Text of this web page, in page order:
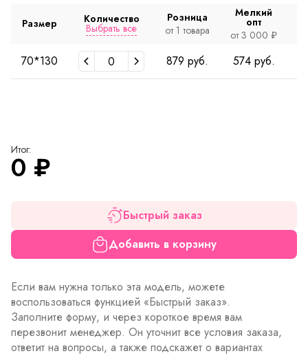
Размер Количество
Выбрать все
Розница
от 1 товара
Мелкий
опт
от 3 000 ₽
70*130 879 руб. 574 руб.
Итог:
0 ₽
Быстрый заказ
Добавить в корзину
Если вам нужна только эта модель, можете
воспользоваться функцией «Быстрый заказ».
Заполните форму, и через короткое время вам
перезвонит менеджер. Он уточнит все условия заказа,
ответит на вопросы, а также подскажет о вариантах